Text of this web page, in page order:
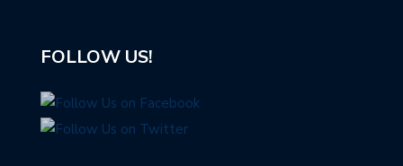
FOLLOW US!